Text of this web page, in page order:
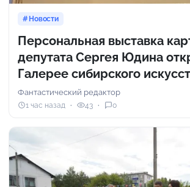
Новости
Персональная выставка
депутата Сергея Юдина
Галерее сибирского
Фантастический редактор
1 час назад 43 0